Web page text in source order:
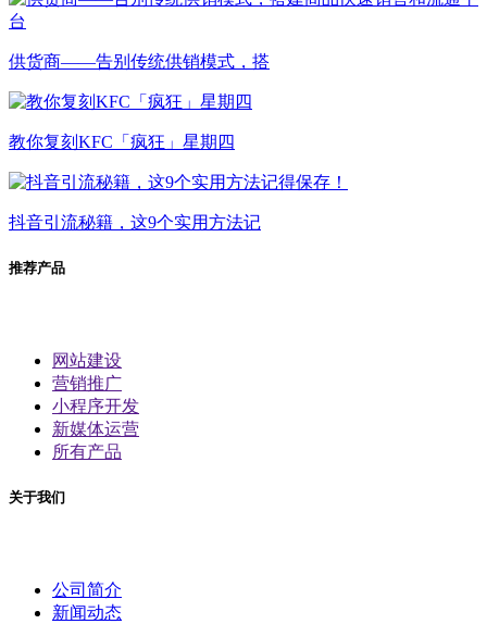
供货商——告别传统供销模式，搭
教你复刻KFC「疯狂」星期四
抖音引流秘籍，这9个实用方法记
推荐产品
网站建设
营销推广
小程序开发
新媒体运营
所有产品
关于我们
公司简介
新闻动态